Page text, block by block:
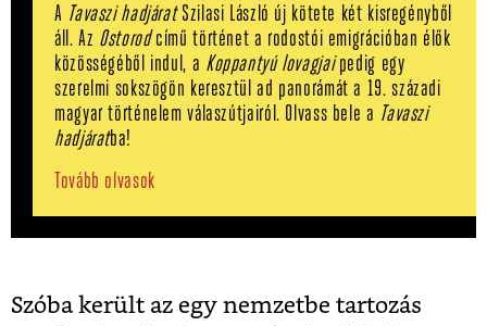
A Tavaszi hadjáratSzilasi László új kötete két kisregényből
áll. Az Ostorodcímű történet a rodostói emigrációban élők
közösségéből indul, a Koppantyú lovagjaipedig egy
szerelmi sokszögön keresztül ad panorámát a 19. századi
magyar történelem válaszútjairól. Olvass bele a Tavaszi
hadjáratba!
Tovább olvasok
Szóba került az egy nemzetbe tartozás